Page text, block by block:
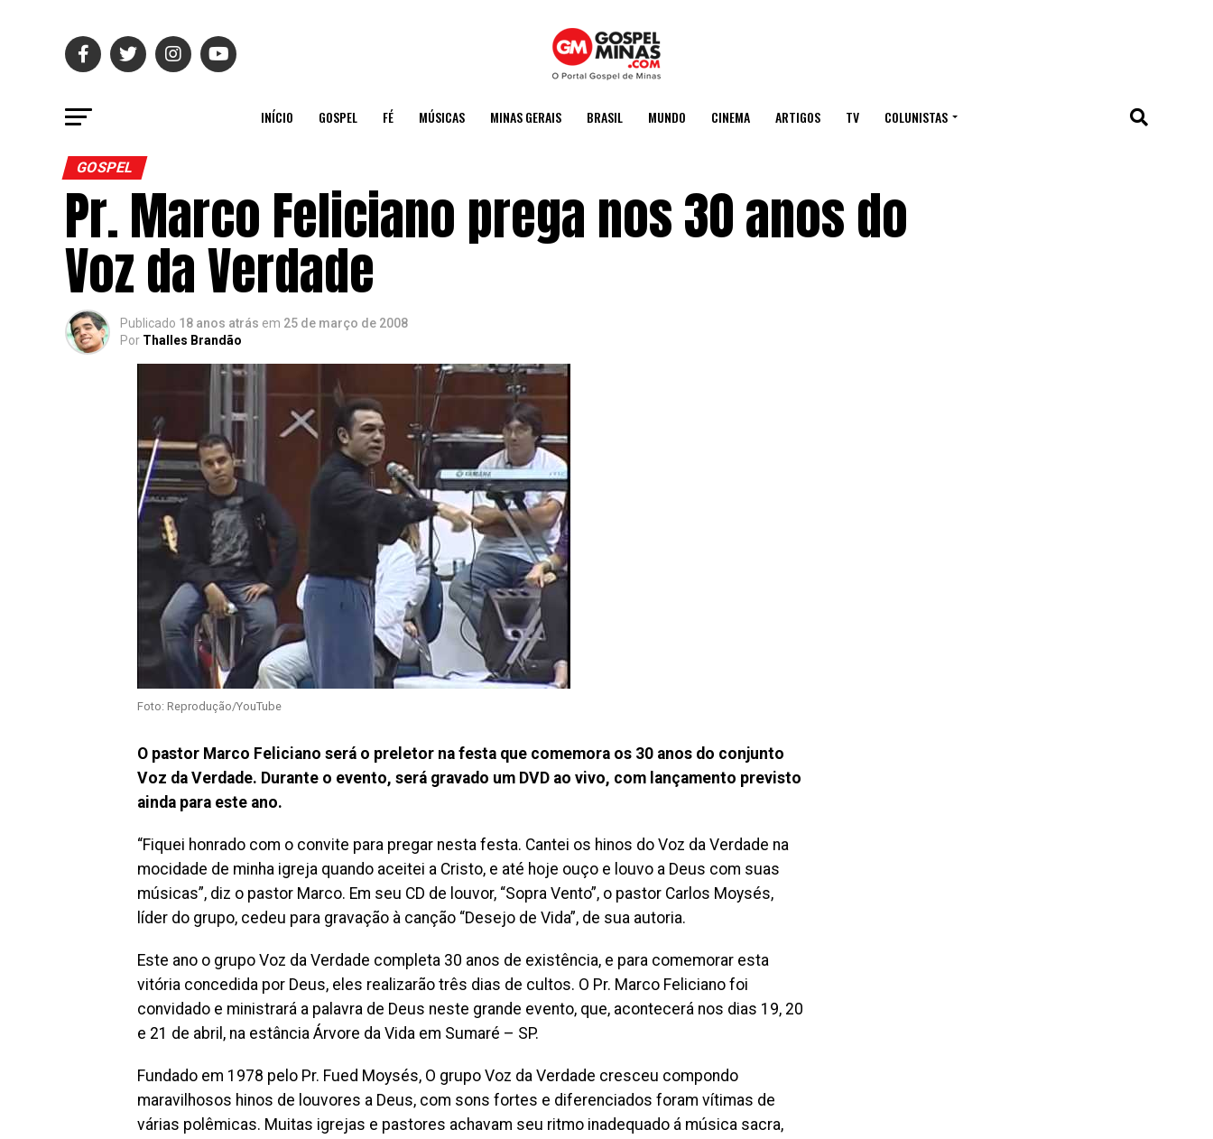
INÍCIO GOSPEL FÉ MÚSICAS MINAS GERAIS BRASIL MUNDO CINEMA ARTIGOS TV COLUNISTAS
GOSPEL
Pr. Marco Feliciano prega nos 30 anos do
Voz da Verdade
Publicado 18 anos atrás em 25 de março de 2008
Por Thalles Brandão
Foto: Reprodução/YouTube
O pastor Marco Feliciano será o preletor na festa que comemora os 30 anos do conjunto
Voz da Verdade. Durante o evento, será gravado um DVD ao vivo, com lançamento previsto
ainda para este ano.
“Fiquei honrado com o convite para pregar nesta festa. Cantei os hinos do Voz da Verdade na
mocidade de minha igreja quando aceitei a Cristo, e até hoje ouço e louvo a Deus com suas
músicas”, diz o pastor Marco. Em seu CD de louvor, “Sopra Vento”, o pastor Carlos Moysés,
líder do grupo, cedeu para gravação à canção “Desejo de Vida”, de sua autoria.
Este ano o grupo Voz da Verdade completa 30 anos de existência, e para comemorar esta
vitória concedida por Deus, eles realizarão três dias de cultos. O Pr. Marco Feliciano foi
convidado e ministrará a palavra de Deus neste grande evento, que, acontecerá nos dias 19, 20
e 21 de abril, na estância Árvore da Vida em Sumaré – SP.
Fundado em 1978 pelo Pr. Fued Moysés, O grupo Voz da Verdade cresceu compondo
maravilhosos hinos de louvores a Deus, com sons fortes e diferenciados foram vítimas de
várias polêmicas. Muitas igrejas e pastores achavam seu ritmo inadequado á música sacra,